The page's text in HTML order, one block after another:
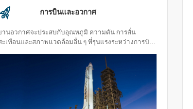
การบินและอวกาศ
านอวกาศจะประสบกับอุณหภูมิ ความดัน การสั่น
ะเทือนและสภาพแวดล้อมอื่น ๆ ที่รุนแรงระหว่างการบิน
และเชื่อถือได้จำเป็นต้องมีการทดสอบความน่าเชื่อถือ